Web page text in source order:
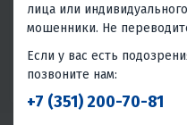
В 1 КЛИК
лица или
мошенники. Не
Если у вас есть
позвоните нам:
+7 (351) 200-70-81